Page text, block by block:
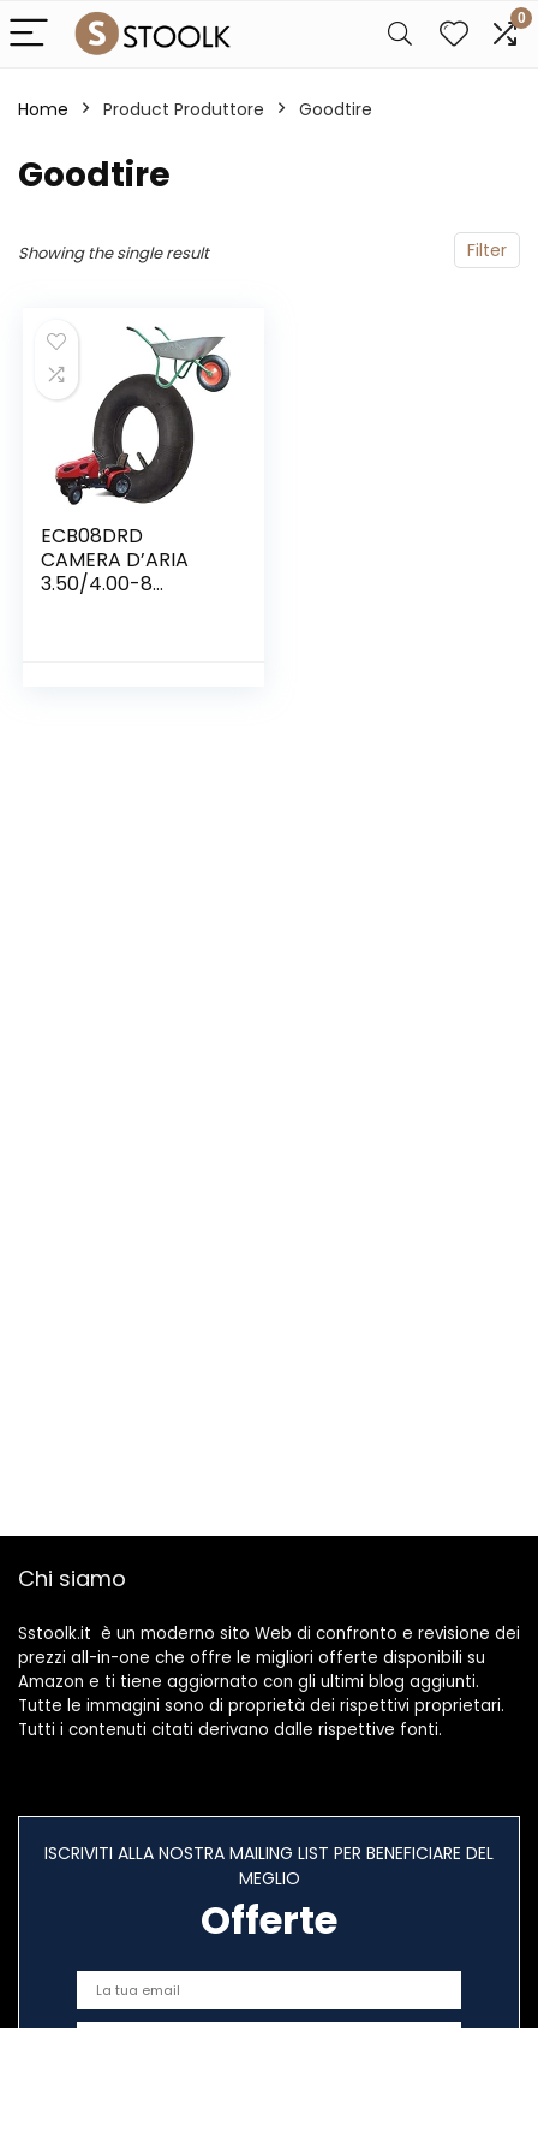
0
Home Product Produttore ‎Goodtire
‎Goodtire
Filter
Showing the single result
ECB08DRD
CAMERA D’ARIA
3.50/4.00-8
Chi siamo
Sstoolk.it è un moderno sito Web di confronto e revisione dei
prezzi all-in-one che offre le migliori offerte disponibili su
Amazon e ti tiene aggiornato con gli ultimi blog aggiunti.
Tutte le immagini sono di proprietà dei rispettivi proprietari.
Tutti i contenuti citati derivano dalle rispettive fonti.
ISCRIVITI ALLA NOSTRA MAILING LIST PER BENEFICIARE DEL
MEGLIO
Offerte